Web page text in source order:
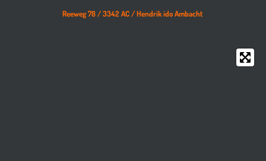
Reeweg 78 /3342 AC /Hendrik ido Ambacht